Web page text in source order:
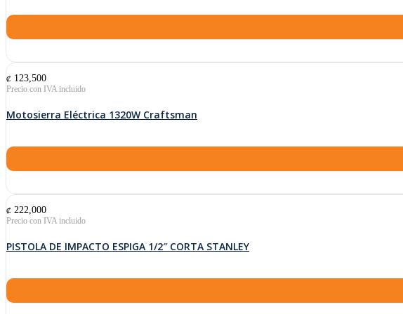
₡ 123,500
Motosierra Eléctrica 1320W Craftsman
₡ 222,000
PISTOLA DE IMPACTO ESPIGA 1/2″ CORTA STANLEY